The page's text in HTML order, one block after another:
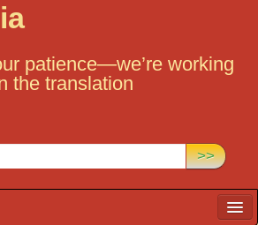
patience—we’re working
the translation
>>